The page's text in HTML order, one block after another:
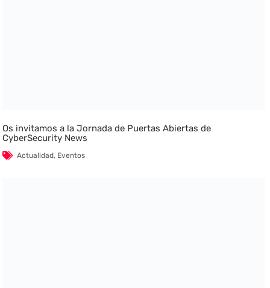
Os invitamos a la Jornada de Puertas Abiertas de
CyberSecurity News
Actualidad, Eventos